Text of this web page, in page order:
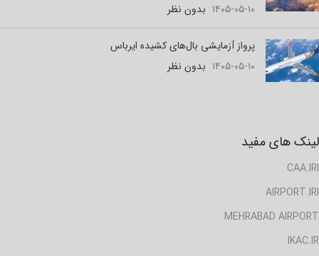
۱۴۰۵-۰۵-۱۰ بدون نظر
پرواز آزمایشی بال‌های کشیده ایرباس
۱۴۰۵-۰۵-۱۰ بدون نظر
لینک های مفید
CAA.IRI
AIRPORT.IRI
MEHRABAD AIRPORT
IKAC.IR